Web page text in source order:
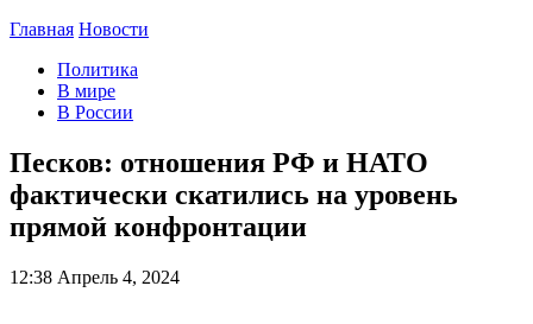
Главная Новости
Политика
В мире
В России
Песков: отношения РФ и НАТО
фактически скатились на уровень
прямой конфронтации
12:38 Апрель 4, 2024